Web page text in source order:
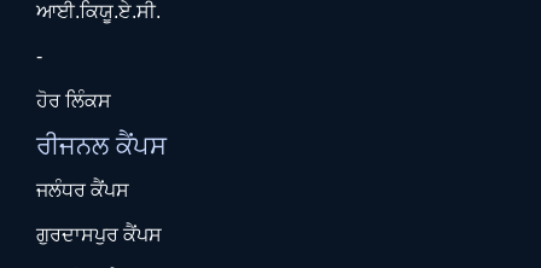
ਆਈ.ਕਿਯੂ.ਏ.ਸੀ.
-
ਹੋਰ ਲਿੰਕਸ
ਰੀਜਨਲ ਕੈਂਪਸ
ਜਲੰਧਰ ਕੈਂਪਸ
ਗੁਰਦਾਸਪੁਰ ਕੈਂਪਸ